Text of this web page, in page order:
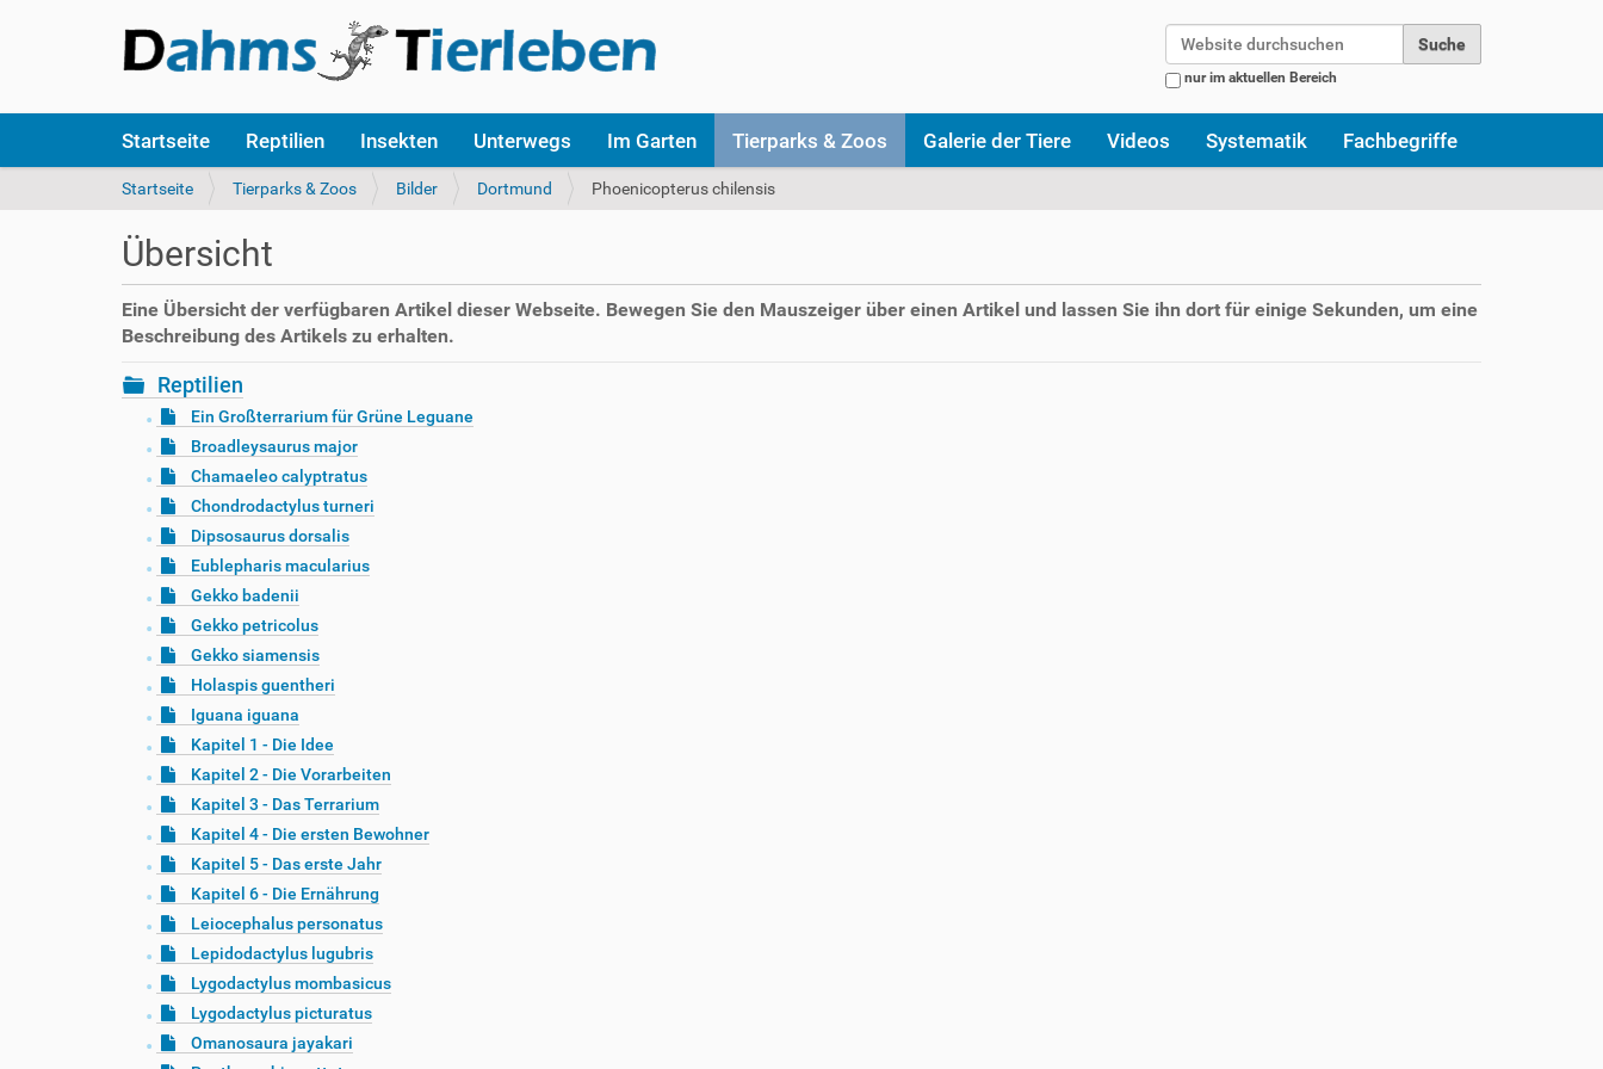
nur im aktuellen Bereich
k
Startseite Reptilien Insekten Unterwegs Im Garten Tierparks & Zoos Galerie der Tiere Videos Systematik Fachbegriffe
S
e
s
i
n
d
i
e
Startseite Tierparks & Zoos Bilder Dortmund Phoenicopterus chilensis
Übersicht
Eine Übersicht der verfügbaren Artikel dieser Webseite. Bewegen Sie den Mauszeiger über einen Artikel und lassen Sie ihn dort für einige Sekunden, um eine
Beschreibung des Artikels zu erhalten.
Reptilien
Ein Großterrarium für Grüne Leguane
Broadleysaurus major
Chamaeleo calyptratus
Chondrodactylus turneri
Dipsosaurus dorsalis
Eublepharis macularius
Gekko badenii
Gekko petricolus
Gekko siamensis
Holaspis guentheri
Iguana iguana
Kapitel 1 - Die Idee
Kapitel 2 - Die Vorarbeiten
Kapitel 3 - Das Terrarium
Kapitel 4 - Die ersten Bewohner
Kapitel 5 - Das erste Jahr
Kapitel 6 - Die Ernährung
Leiocephalus personatus
Lepidodactylus lugubris
Lygodactylus mombasicus
Lygodactylus picturatus
Omanosaura jayakari